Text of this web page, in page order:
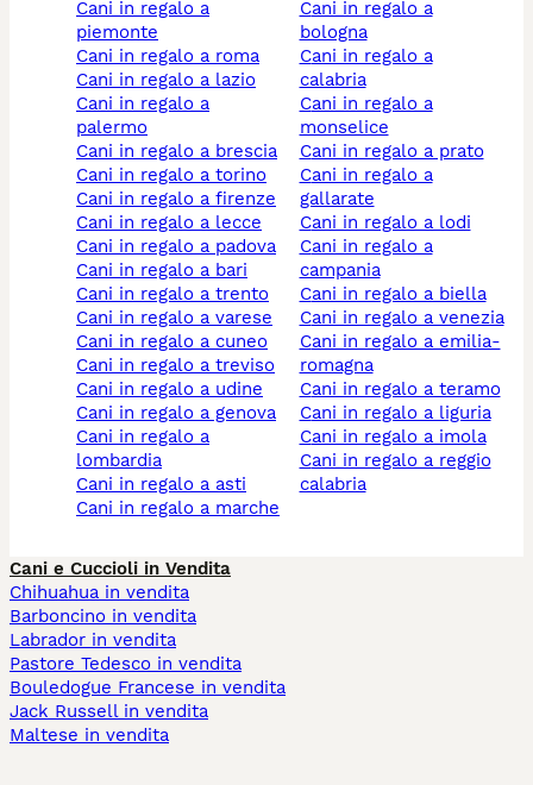
cani in regalo a
piemonte
cani in regalo a roma
cani in regalo a lazio
cani in regalo a
palermo
cani in regalo a brescia
cani in regalo a torino
cani in regalo a firenze
cani in regalo a lecce
cani in regalo a padova
cani in regalo a bari
cani in regalo a trento
cani in regalo a varese
cani in regalo a cuneo
cani in regalo a treviso
cani in regalo a udine
cani in regalo a genova
cani in regalo a
lombardia
cani in regalo a asti
cani in regalo a marche
cani in regalo a
bologna
cani in regalo a
calabria
cani in regalo a
monselice
cani in regalo a prato
cani in regalo a
gallarate
cani in regalo a lodi
cani in regalo a
campania
cani in regalo a biella
cani in regalo a venezia
cani in regalo a emilia-
romagna
cani in regalo a teramo
cani in regalo a liguria
cani in regalo a imola
cani in regalo a reggio
calabria
Cani e Cuccioli in Vendita
Chihuahua in vendita
Barboncino in vendita
Labrador in vendita
Pastore Tedesco in vendita
Bouledogue Francese in vendita
Jack Russell in vendita
Maltese in vendita